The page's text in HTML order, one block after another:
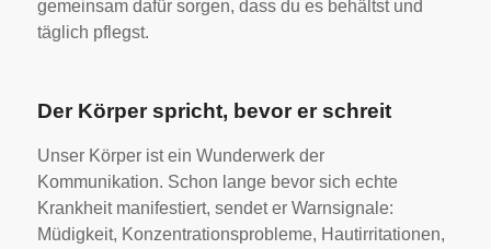
gemeinsam dafür sorgen, dass du es behältst und
täglich pflegst.
Der Körper spricht, bevor er schreit
Unser Körper ist ein Wunderwerk der
Kommunikation. Schon lange bevor sich echte
Krankheit manifestiert, sendet er Warnsignale:
Müdigkeit, Konzentrationsprobleme, Hautirritationen,